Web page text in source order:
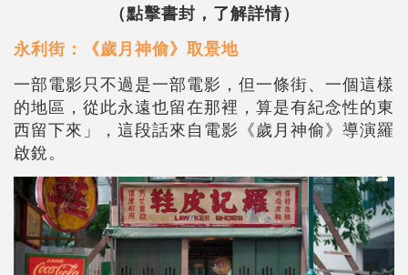
（點擊書封，了解詳情）
永利街：《歲月神偷》取景地
一部電影只不過是一部電影，但一條街、一個這樣
的地區，從此永遠也留在那裡，算是有紀念性的東
西留下來」，這段話來自電影《歲月神偷》導演羅
啟銳。